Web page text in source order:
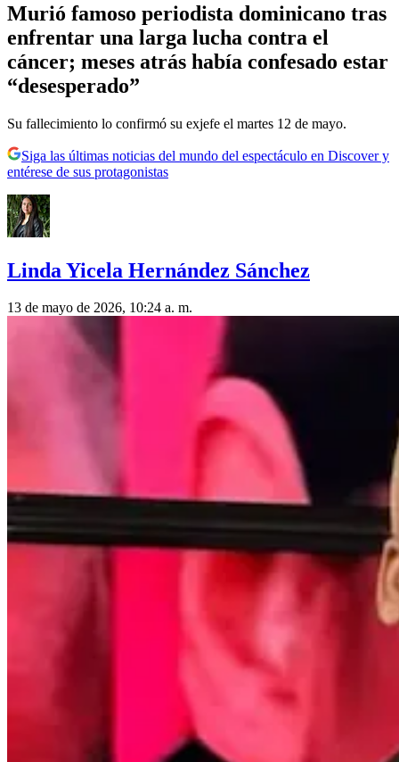
Murió famoso periodista dominicano tras
enfrentar una larga lucha contra el
cáncer; meses atrás había confesado estar
“desesperado”
Su fallecimiento lo confirmó su exjefe el martes 12 de mayo.
Siga las últimas noticias del mundo del espectáculo en Discover y
entérese de sus protagonistas
Linda Yicela Hernández Sánchez
13 de mayo de 2026, 10:24 a. m.